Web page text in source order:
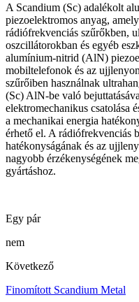
A Scandium (Sc) adalékolt
piezoelektromos anyag,
rádiófrekvenciás szűrőkben,
oszcillátorokban és egyéb
alumínium-nitrid (AlN)
mobiltelefonok és az
szűrőiben használnak
(Sc) AlN-be való
elektromechanikus csatolása
a mechanikai energia
érhető el. A rádiófrekvenciás
hatékonyságának és az
nagyobb érzékenységének
gyártáshoz.
Egy pár
nem
Következő
Finomított Scandium Metal